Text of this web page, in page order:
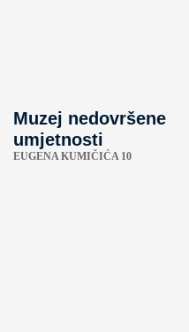
Muzej nedovršene
umjetnosti
EUGENA KUMIČIĆA 10